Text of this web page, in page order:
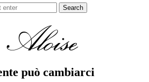
può cambiarci